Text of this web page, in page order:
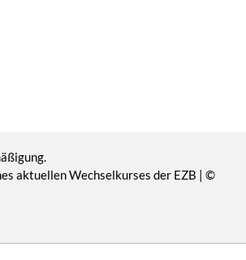
aktuellen Wechselkurses der EZB | ©